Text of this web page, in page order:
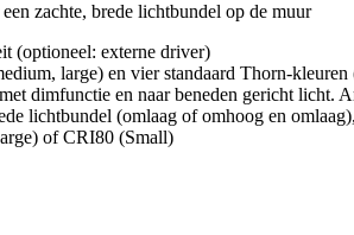
zachte, brede lichtbundel op de muur
(optioneel: externe driver)
large) en vier standaard Thorn-
dimfunctie en naar beneden gericht
lichtbundel (omlaag of omhoog en
of CRI80 (Small)